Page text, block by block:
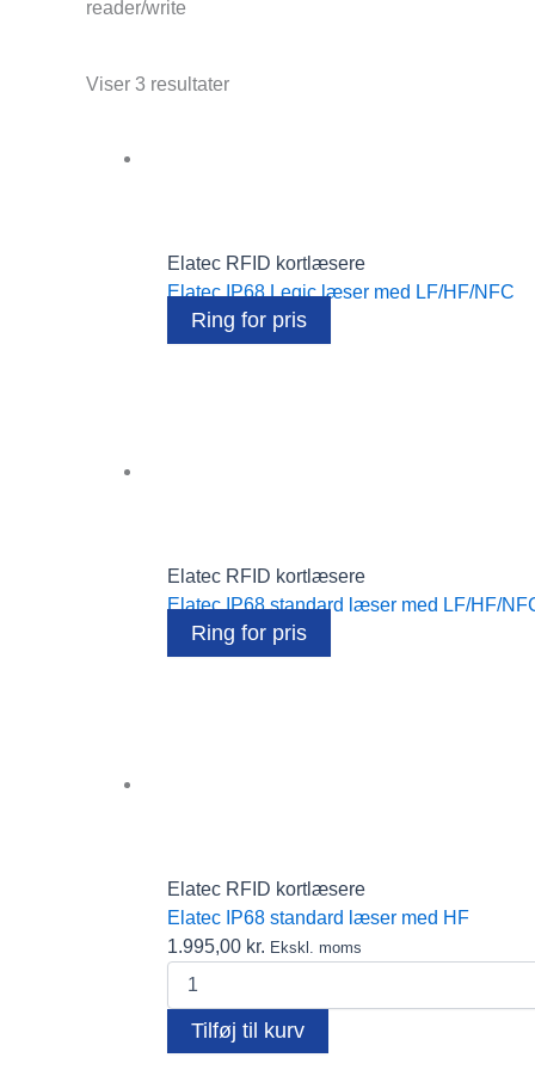
reader/write
Viser 3 resultater
Elatec RFID kortlæsere
Elatec IP68 Legic læser med LF/HF/NFC
Ring for pris
Elatec RFID kortlæsere
Elatec IP68 standard læser med LF/HF/
Ring for pris
Elatec RFID kortlæsere
Elatec IP68 standard læser med HF
1.995,00 kr. Ekskl. moms
IP68
standard
læser
Tilføj til kurv